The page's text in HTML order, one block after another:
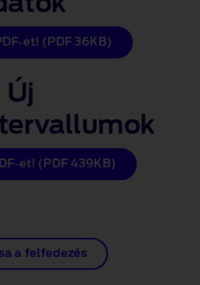
(PDF 36KB)
Új
(PDF 439KB)
a felfedezés